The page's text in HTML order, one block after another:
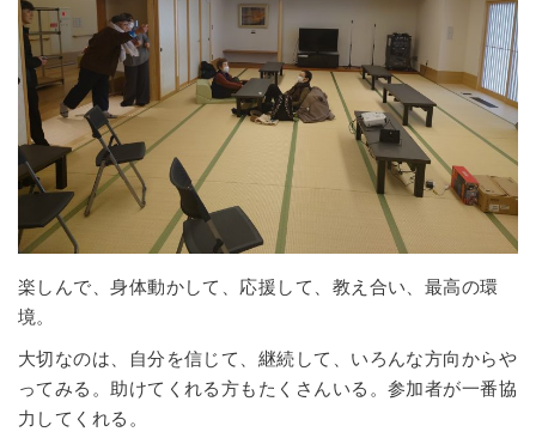
楽しんで、身体動かして、応援して、教え合い、最高の環
境。
大切なのは、自分を信じて、継続して、いろんな方向からや
ってみる。助けてくれる方もたくさんいる。参加者が一番協
力してくれる。